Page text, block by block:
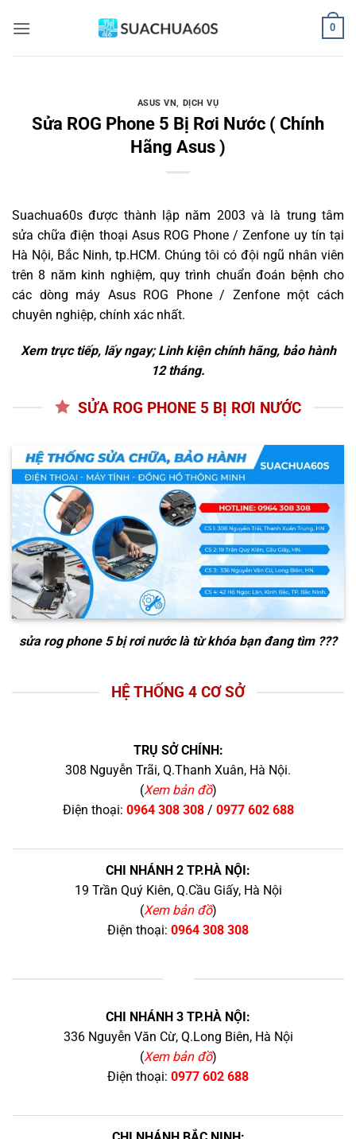
qua
0
ASUS VN, DỊCH VỤ
Sửa ROG Phone 5 Bị Rơi Nước ( Chính
Hãng Asus )
Suachua60s được thành lập năm 2003 và là trung tâm
sửa chữa điện thoại Asus ROG Phone / Zenfone uy tín tại
Hà Nội, Bắc Ninh, tp.HCM. Chúng tôi có đội ngũ nhân viên
trên 8 năm kinh nghiệm, quy trình chuẩn đoán bệnh cho
các dòng máy Asus ROG Phone / Zenfone một cách
chuyên nghiệp, chính xác nhất.
Xem trực tiếp, lấy ngay; Linh kiện chính hãng, bảo hành
12 tháng.
SỬA ROG PHONE 5 BỊ RƠI NƯỚC
sửa rog phone 5 bị rơi nướclà từ khóa bạn đang tìm ???
HỆ THỐNG 4 CƠ SỞ
TRỤ SỞ CHÍNH:
308 Nguyễn Trãi, Q.Thanh Xuân, Hà Nội.
(Xem bản đồ)
Điện thoại: 0964 308 308/ 0977 602 688
CHI NHÁNH 2 TP.HÀ NỘI:
19 Trần Quý Kiên, Q.Cầu Giấy, Hà Nội
(Xem bản đồ)
Điện thoại: 0964 308 308
CHI NHÁNH 3 TP.HÀ NỘI:
336 Nguyễn Văn Cừ, Q.Long Biên, Hà Nội
(Xem bản đồ)
Điện thoại: 0977 602 688